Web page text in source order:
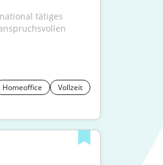
tätiges
Homeoffice Vollzeit